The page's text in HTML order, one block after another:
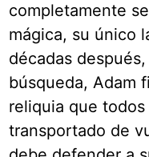
completamente
mágica, su único
décadas
búsqueda, Adam
reliquia que
transportado de